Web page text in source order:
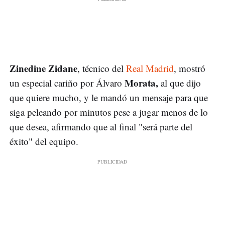
Zinedine Zidane, técnico del Real Madrid, mostró
un especial cariño por Álvaro Morata, al que dijo
que quiere mucho, y le mandó un mensaje para que
siga peleando por minutos pese a jugar menos de lo
que desea, afirmando que al final "será parte del
éxito" del equipo.